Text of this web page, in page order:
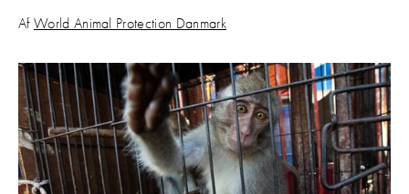
Af World Animal Protection Danmark